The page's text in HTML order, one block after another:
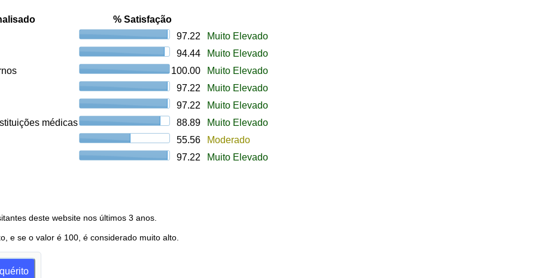
% Satisfação
97.22
Muito Elevado
94.44
Muito Elevado
100.00
Muito Elevado
97.22
Muito Elevado
97.22
Muito Elevado
médicas
88.89
Muito Elevado
55.56
Moderado
97.22 Muito Elevado
deste website nos últimos 3 anos.
e se o valor é 100, é considerado muito alto.